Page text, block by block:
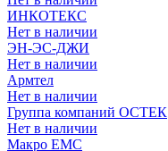
ИНКОТЕКС
Нет в наличии
ЭН-ЭС-ДЖИ
Нет в наличии
Армтел
Нет в наличии
Группа компаний ОСТЕК
Нет в наличии
Макро ЕМС